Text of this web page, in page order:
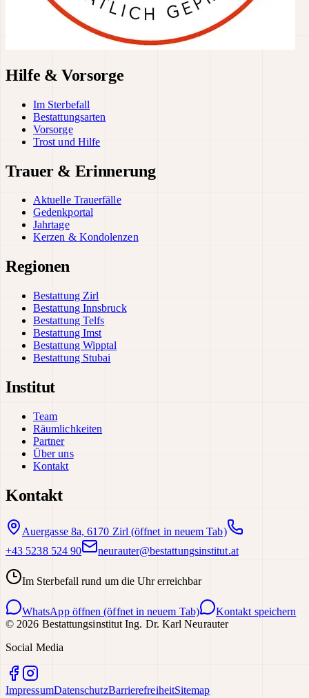
Hilfe & Vorsorge
Im Sterbefall
Bestattungsarten
Vorsorge
Trost und Hilfe
Trauer & Erinnerung
Aktuelle Trauerfälle
Gedenkportal
Jahrtage
Kerzen & Kondolenzen
Regionen
Bestattung Zirl
Bestattung Innsbruck
Bestattung Telfs
Bestattung Imst
Bestattung Wipptal
Bestattung Stubai
Institut
Team
Räumlichkeiten
Partner
Über uns
Kontakt
Kontakt
Auergasse 8a, 6170 Zirl (öffnet in neuem Tab)
+43 5238 524 90
neurauter@bestattungsinstitut.at
Im Sterbefall rund um die Uhr erreichbar
WhatsApp öffnen (öffnet in neuem Tab)
Kontakt speichern
© 2026 Bestattungsinstitut Ing. Dr. Karl Neurauter
Social Media
ImpressumDatenschutzBarrierefreiheitSitemap